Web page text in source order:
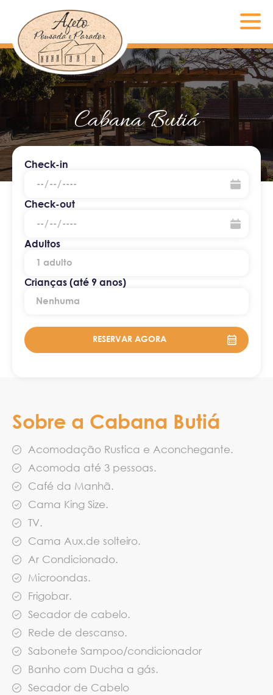
Cabana Butiá
Check-in
Check-out
Adultos
Crianças (até 9 anos)
Sobre a Cabana Butiá
Acomodação Rustica e Aconchegante.
Acomoda até 3 pessoas.
Café da Manhã.
Cama King Size.
TV.
Cama Aux.de solteiro.
Ar Condicionado.
Microondas.
Frigobar.
Secador de cabelo.
Rede de descanso.
Sabonete Sampoo/condicionador
Banho com Ducha a gás.
Secador de Cabelo